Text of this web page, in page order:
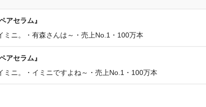
アセラム』
ミニ。・有森さんは～・売上No.1・100万本
アセラム』
ミニ。・イミニですよね～・売上No.1・100万本